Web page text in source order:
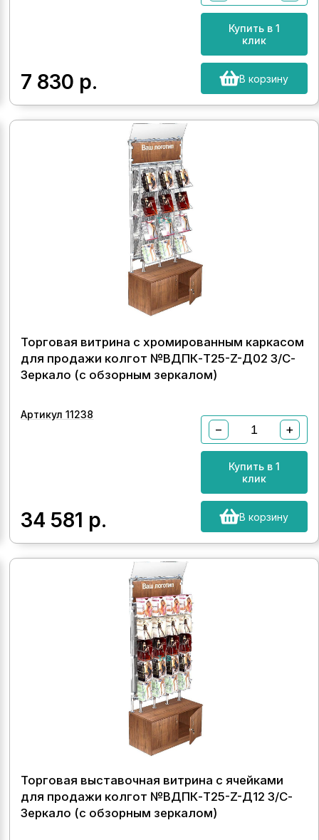
7 830 р.
Купить в 1
клик
В корзину
Торговая витрина с хромированным каркасом
для продажи колгот №ВДПК-Т25-Z-Д02 З/С-
Зеркало (с обзорным зеркалом)
Артикул 11238
34 581 р.
− +
Купить в 1
клик
В корзину
Торговая выставочная витрина с ячейками
для продажи колгот №ВДПК-Т25-Z-Д12 З/С-
Зеркало (с обзорным зеркалом)